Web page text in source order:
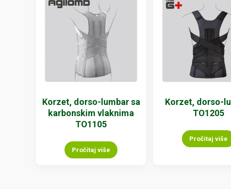
Korzet, dorso-lumbar sa
karbonskim vlaknima
TO1105
Pročitaj više
Korzet, dorso-
TO1205
Pročitaj više